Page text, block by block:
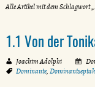
Alle Artikel mit dem Schlagwort
1.1 Von der
Joachim Adolphi
Dominante,